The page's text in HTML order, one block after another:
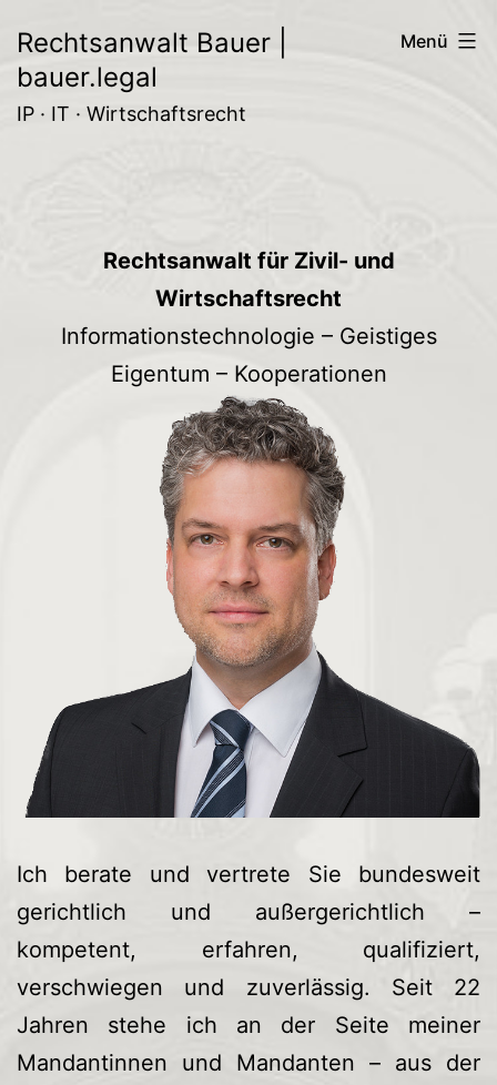
Inhalt
springen
Rechtsanwalt Bauer |
bauer.legal
IP · IT · Wirtschaftsrecht
Menü
Rechtsanwalt für Zivil- und
Wirtschaftsrecht
Informationstechnologie – Geistiges
Eigentum – Kooperationen
Ich berate und vertrete Sie bundesweit
gerichtlich und außergerichtlich –
kompetent, erfahren, qualifiziert,
verschwiegen und zuverlässig. Seit 22
Jahren stehe ich an der Seite meiner
Mandantinnen und Mandanten – aus der